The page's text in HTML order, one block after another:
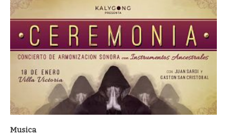
Musica